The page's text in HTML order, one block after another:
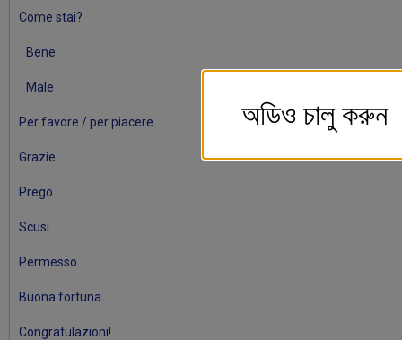
Come stai?
Bene
Male
Per favore / per piacere
Grazie
Prego
Scusi
Permesso
Buona fortuna
Congratulazioni!
অডিও চালু করুন